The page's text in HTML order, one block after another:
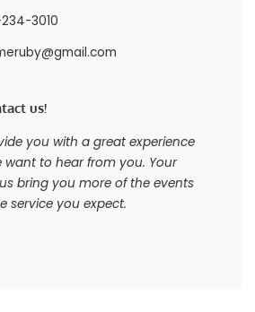
3010
us!
you with a great experience
want to hear from you. Your
bring you more of the events
service you expect.